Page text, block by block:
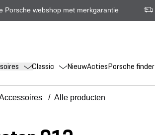
Porsche webshop met merkgarantie
Classic NieuwActiesPorsche finder
/ Alle producten